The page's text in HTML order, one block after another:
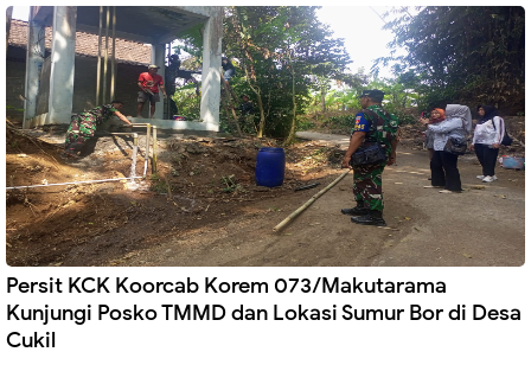
Persit KCK Koorcab Korem 073/Makutarama
Kunjungi Posko TMMD dan Lokasi Sumur Bor di Desa
Cukil